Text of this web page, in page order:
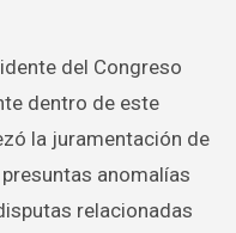
del Congreso
dentro de este
la juramentación de
anomalías
relacionadas